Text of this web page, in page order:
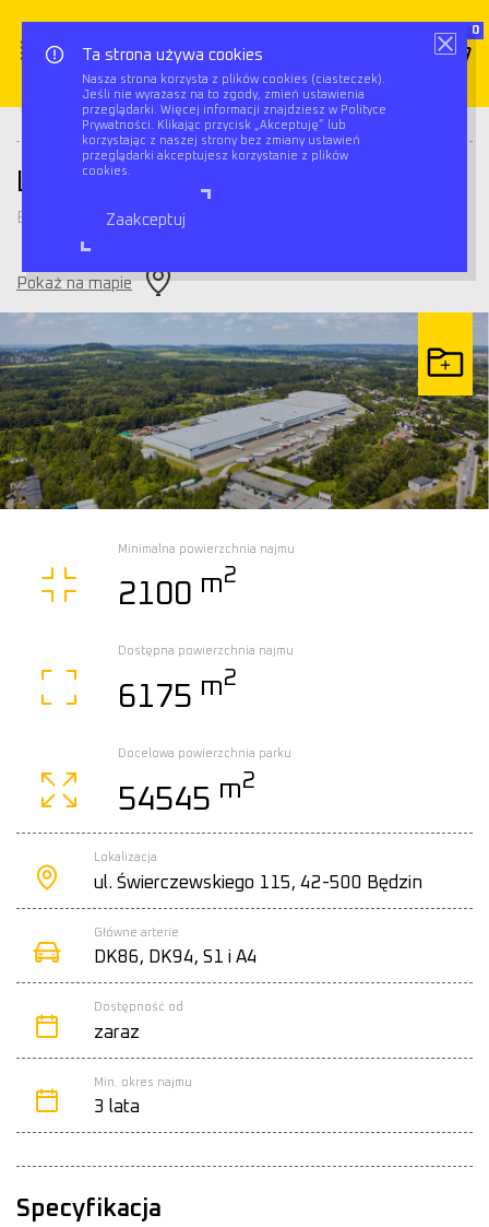
Ta strona używa cookies
Nasza strona korzysta z plików cookies (ciasteczek).
Jeśli nie wyrażasz na to zgody, zmień ustawienia
przeglądarki. Więcej informacji znajdziesz w Polityce
Prywatności. Klikając przycisk „Akceptuję” lub
korzystając z naszej strony bez zmiany ustawień
przeglądarki akceptujesz korzystanie z plików
cookies.
Zaakceptuj
0
Triflow Magazyny Logicor Park Będzin
Logicor Park Będzin
Będzin
Pokaż na mapie
Minimalna powierzchnia najmu
2100 m2
Dostępna powierzchnia najmu
6175 m2
Docelowa powierzchnia parku
54545 m2
Lokalizacja
ul. Świerczewskiego 115, 42-500 Będzin
Główne arterie
DK86, DK94, S1 i A4
Dostępność od
zaraz
Min. okres najmu
3 lata
Specyfikacja